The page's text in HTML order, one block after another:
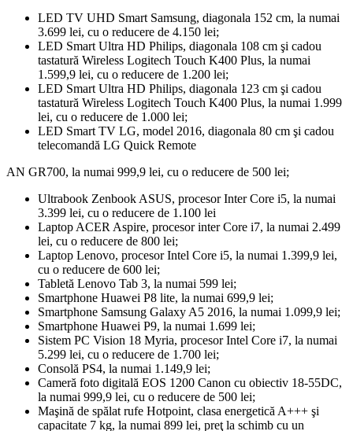
LED TV UHD Smart Samsung, diagonala 152 cm, la numai
3.699 lei, cu o reducere de 4.150 lei;
LED Smart Ultra HD Philips, diagonala 108 cm şi cadou
tastatură Wireless Logitech Touch K400 Plus, la numai
1.599,9 lei, cu o reducere de 1.200 lei;
LED Smart Ultra HD Philips, diagonala 123 cm şi cadou
tastatură Wireless Logitech Touch K400 Plus, la numai 1.999
lei, cu o reducere de 1.000 lei;
LED Smart TV LG, model 2016, diagonala 80 cm şi cadou
telecomandă LG Quick Remote
AN GR700, la numai 999,9 lei, cu o reducere de 500 lei;
Ultrabook Zenbook ASUS, procesor Inter Core i5, la numai
3.399 lei, cu o reducere de 1.100 lei
Laptop ACER Aspire, procesor inter Core i7, la numai 2.499
lei, cu o reducere de 800 lei;
Laptop Lenovo, procesor Intel Core i5, la numai 1.399,9 lei,
cu o reducere de 600 lei;
Tabletă Lenovo Tab 3, la numai 599 lei;
Smartphone Huawei P8 lite, la numai 699,9 lei;
Smartphone Samsung Galaxy A5 2016, la numai 1.099,9 lei;
Smartphone Huawei P9, la numai 1.699 lei;
Sistem PC Vision 18 Myria, procesor Intel Core i7, la numai
5.299 lei, cu o reducere de 1.700 lei;
Consolă PS4, la numai 1.149,9 lei;
Cameră foto digitală EOS 1200 Canon cu obiectiv 18-55DC,
la numai 999,9 lei, cu o reducere de 500 lei;
Maşină de spălat rufe Hotpoint, clasa energetică A+++ şi
capacitate 7 kg, la numai 899 lei, preţ la schimb cu un